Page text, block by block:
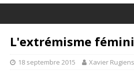
L'extrémisme
18 septembre 2015 Xavier Rugiens